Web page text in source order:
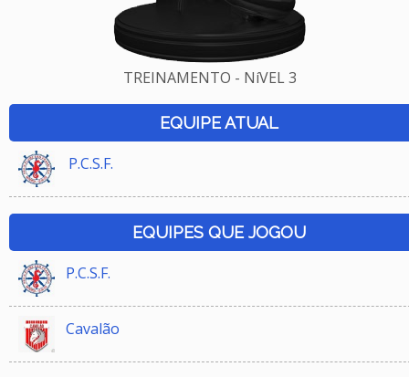
TREINAMENTO - NíVEL 3
EQUIPE ATUAL
P.C.S.F.
EQUIPES QUE JOGOU
P.C.S.F.
Cavalão